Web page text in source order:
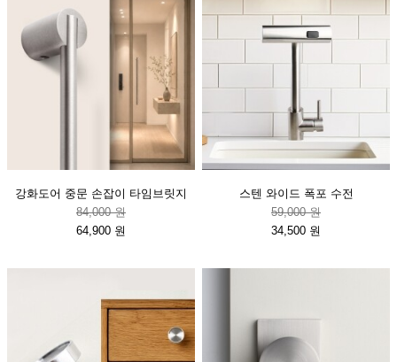
강화도어 중문 손잡이 타임브릿지
84,000 원
64,900 원
스텐 와이드 폭포 수전
59,000 원
34,500 원